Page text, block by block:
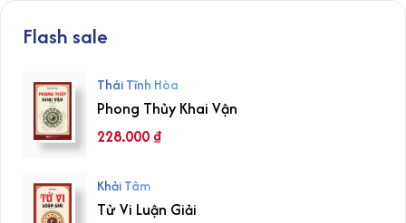
Flash sale
Thái Tĩnh Hòa
Phong Thủy Khai Vận
228.000₫
Khải Tâm
Tử Vi Luận Giải